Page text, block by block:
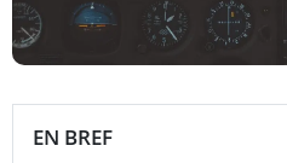
EN BREF